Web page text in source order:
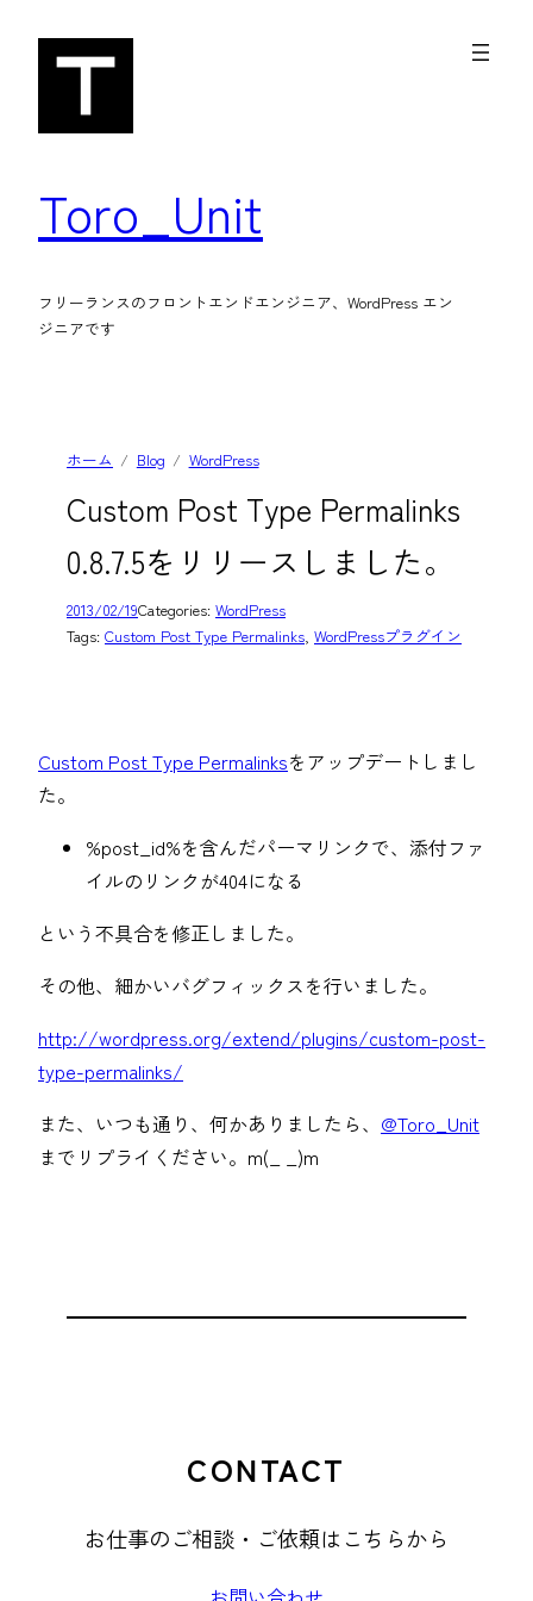
Toro_Unit
フリーランスのフロントエンドエンジニア、WordPress エン
ジニアです
ホーム Blog WordPress
Custom Post Type Permalinks
0.8.7.5をリリースしました。
2013/02/19Categories: WordPress
Tags: Custom Post Type Permalinks, WordPressプラグイン
Custom Post Type Permalinksをアップデートしまし
た。
%post_id%を含んだパーマリンクで、添付ファ
イルのリンクが404になる
という不具合を修正しました。
その他、細かいバグフィックスを行いました。
http://wordpress.org/extend/plugins/custom-post-
type-permalinks/
また、いつも通り、何かありましたら、 @Toro_Unit
までリプライください。m(_ _)m
CONTACT
お仕事のご相談・ご依頼はこちらから